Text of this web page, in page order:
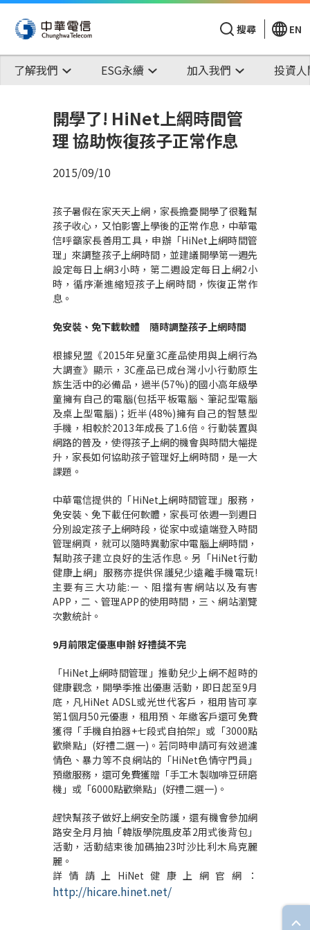
搜尋 EN
了解我們 ESG永續 加入我們 投資
開學了! HiNet上網時間管
理 協助恢復孩子正常作息
2015/09/10
孩子暑假在家天天上網，家長擔憂開學了很難幫
孩子收心，又怕影響上學後的正常作息，中華電
信呼籲家長善用工具，申辦「HiNet上網時間管
理」來調整孩子上網時間，並建議開學第一週先
設定每日上網3小時，第二週設定每日上網2小
時，循序漸進縮短孩子上網時間，恢復正常作
息。
免安裝、免下載軟體 隨時調整孩子上網時間
根據兒盟《2015年兒童3C產品使用與上網行為
大調查》顯示，3C產品已成台灣小小行動原生
族生活中的必備品，過半(57%)的國小高年級學
童擁有自己的電腦(包括平板電腦、筆記型電腦
及桌上型電腦)；近半(48%)擁有自己的智慧型
手機，相較於2013年成長了1.6倍。行動裝置與
網路的普及，使得孩子上網的機會與時間大幅提
升，家長如何協助孩子管理好上網時間，是一大
課題。
中華電信提供的「HiNet上網時間管理」服務，
免安裝、免下載任何軟體，家長可依週一到週日
分別設定孩子上網時段，從家中或遠端登入時間
管理網頁，就可以隨時異動家中電腦上網時間，
幫助孩子建立良好的生活作息。另「HiNet行動
健康上網」服務亦提供保護兒少遠離手機電玩!
主要有三大功能:ㄧ、阻擋有害網站以及有害
APP，二、管理APP的使用時間，三、網站瀏覽
次數統計。
9月前限定優惠申辦 好禮獎不完
「HiNet上網時間管理」推動兒少上網不超時的
健康觀念，開學季推出優惠活動，即日起至9月
底，凡HiNet ADSL或光世代客戶，租用皆可享
第1個月50元優惠，租用預、年繳客戶還可免費
獲得「手機自拍器+七段式自拍架」或「3000點
歡樂點」(好禮二選一)。若同時申請可有效過濾
情色、暴力等不良網站的「HiNet色情守門員」
預繳服務，還可免費獲贈「手工木製咖啡豆研磨
機」或「6000點歡樂點」(好禮二選一)。
趕快幫孩子做好上網安全防護，還有機會參加網
路安全月月抽「韓版學院風皮革2用式後背包」
活動，活動結束後加碼抽23吋沙比利木烏克麗
麗。
詳情請上HiNet健康上網官網：
http://hicare.hinet.net/